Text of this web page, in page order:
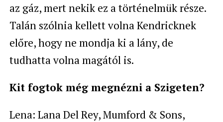
az gáz, mert nekik ez a történelmük része.
Talán szólnia kellett volna Kendricknek
előre, hogy ne mondja ki a lány, de
tudhatta volna magától is.
Kit fogtok még megnézni a Szigeten?
Lena: Lana Del Rey, Mumford & Sons,